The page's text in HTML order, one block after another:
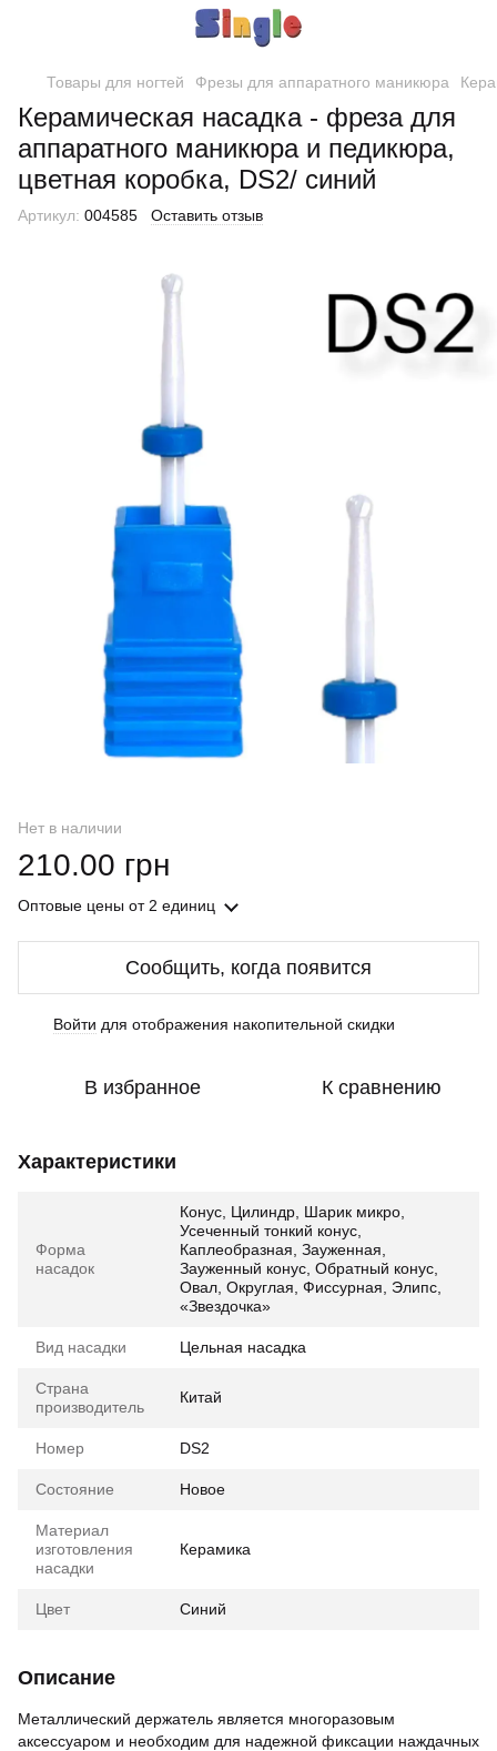
Товары для ногтей Фрезы для аппаратного маникюра
Керамическая насадка - фреза для
аппаратного маникюра и педикюра,
цветная коробка, DS2/ синий
Артикул: 004585 Оставить отзыв
Нет в наличии
210.00 грн
Оптовые цены от 2 единиц
Сообщить, когда появится
Войти для отображения накопительной скидки
В избранное К сравнению
Характеристики
Форма
насадок
Конус, Цилиндр, Шарик микро,
Усеченный тонкий конус,
Каплеобразная, Зауженная,
Зауженный конус, Обратный конус,
Овал, Округлая, Фиссурная, Элипс,
«Звездочка»
Вид насадки Цельная насадка
Страна
производитель
Китай
Номер DS2
Состояние Новое
Материал
изготовления
насадки
Керамика
Цвет Синий
Описание
Металлический держатель является многоразовым
аксессуаром и необходим для надежной фиксации наждачных